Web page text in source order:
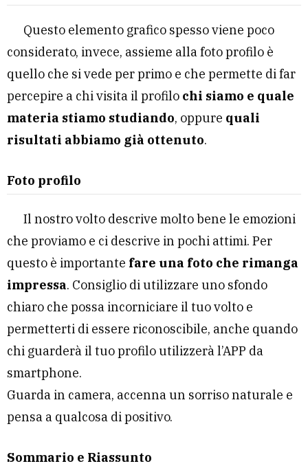
Questo elemento grafico spesso viene poco
considerato, invece, assieme alla foto profilo è
quello che si vede per primo e che permette di far
percepire a chi visita il profilo chi siamo e quale
materia stiamo studiando, oppure quali
risultati abbiamo già ottenuto.
Foto profilo
Il nostro volto descrive molto bene le emozioni
che proviamo e ci descrive in pochi attimi. Per
questo è importante fare una foto che rimanga
impressa. Consiglio di utilizzare uno sfondo
chiaro che possa incorniciare il tuo volto e
permetterti di essere riconoscibile, anche quando
chi guarderà il tuo profilo utilizzerà l’APP da
smartphone.
Guarda in camera, accenna un sorriso naturale e
pensa a qualcosa di positivo.
Sommario e Riassunto